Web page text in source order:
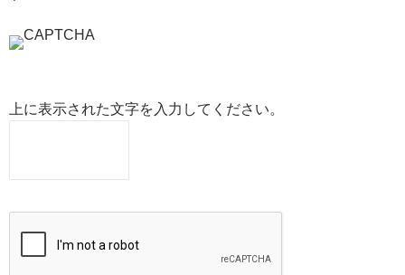
上に表示された文字を入力してください。